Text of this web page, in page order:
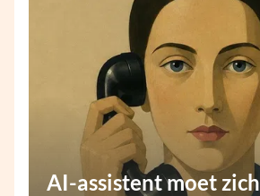
AI-assistent moet zich